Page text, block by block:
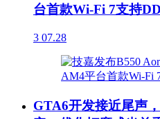
台首款Wi-Fi 7支持
3 07.28
GTA6开发接近尾声